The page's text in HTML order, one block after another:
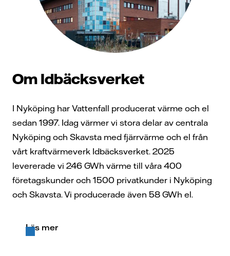
Om Idbäcksverket
I Nyköping har Vattenfall producerat värme och el
sedan 1997. Idag värmer vi stora delar av centrala
Nyköping och Skavsta med fjärrvärme och el från
vårt kraftvärmeverk Idbäcksverket. 2025
levererade vi 246 GWh värme till våra 400
företagskunder och 1500 privatkunder i Nyköping
och Skavsta. Vi producerade även 58 GWh el.
Läs mer